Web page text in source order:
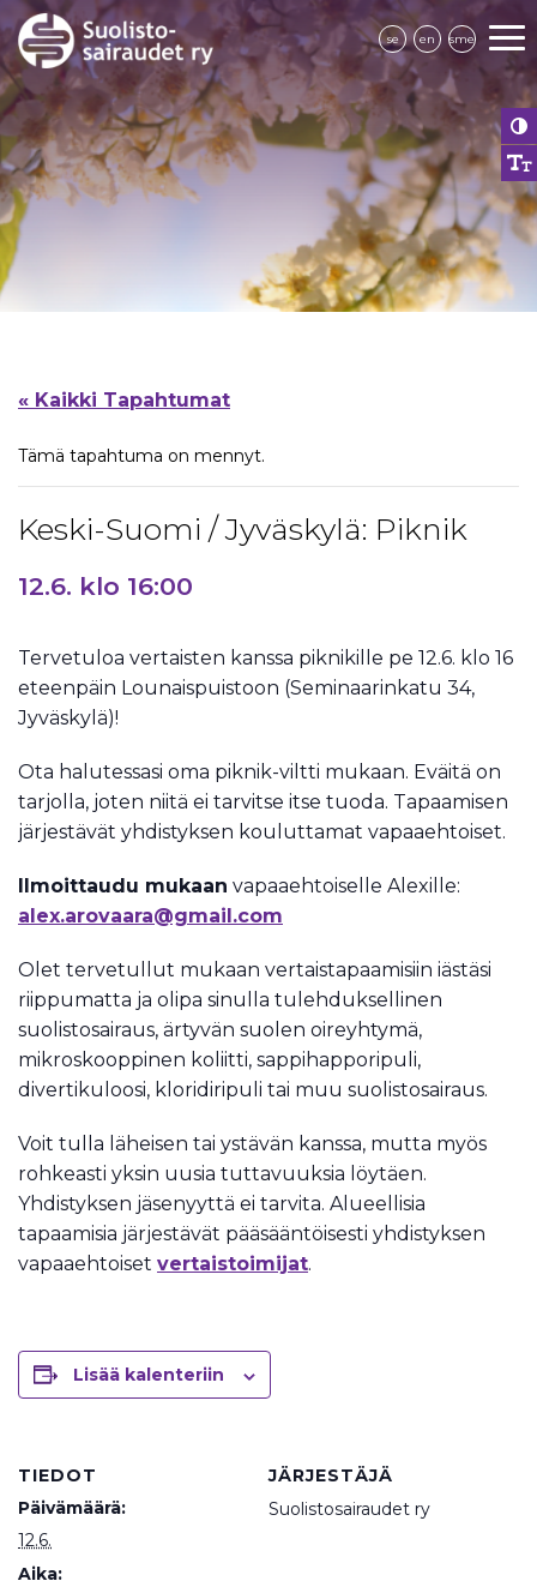
se en sme
« Kaikki Tapahtumat
Tämä tapahtuma on mennyt.
Keski-Suomi / Jyväskylä: Piknik
12.6. klo 16:00
Tervetuloa vertaisten kanssa piknikille pe 12.6. klo 16
eteenpäin Lounaispuistoon (Seminaarinkatu 34,
Jyväskylä)!
Ota halutessasi oma piknik-viltti mukaan. Eväitä on
tarjolla, joten niitä ei tarvitse itse tuoda. Tapaamisen
järjestävät yhdistyksen kouluttamat vapaaehtoiset.
Ilmoittaudu mukaan vapaaehtoiselle Alexille:
alex.arovaara@gmail.com
Olet tervetullut mukaan vertaistapaamisiin iästäsi
riippumatta ja olipa sinulla tulehduksellinen
suolistosairaus, ärtyvän suolen oireyhtymä,
mikroskooppinen koliitti, sappihapporipuli,
divertikuloosi, kloridiripuli tai muu suolistosairaus.
Voit tulla läheisen tai ystävän kanssa, mutta myös
rohkeasti yksin uusia tuttavuuksia löytäen.
Yhdistyksen jäsenyyttä ei tarvita. Alueellisia
tapaamisia järjestävät pääsääntöisesti yhdistyksen
vapaaehtoiset vertaistoimijat.
Lisää kalenteriin
TIEDOT
Päivämäärä:
12.6.
Aika:
JÄRJESTÄJÄ
Suolistosairaudet ry